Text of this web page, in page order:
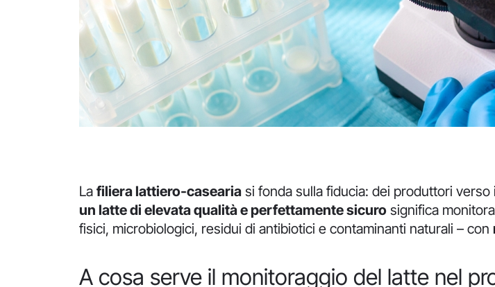
La filiera lattiero‐casearia si fonda sulla fiducia: dei produttori
un latte di elevata qualità e perfettamente sicuro significa
fisici, microbiologici, residui di antibiotici e contaminanti naturali – con
A cosa serve il monitoraggio del latte nel